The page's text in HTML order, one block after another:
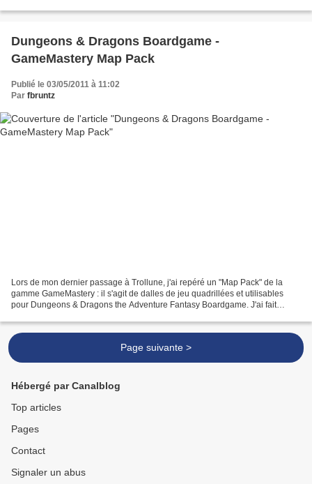
Dungeons & Dragons Boardgame -
GameMastery Map Pack
Publié le 03/05/2011 à 11:02
Par fbruntz
Lors de mon dernier passage à Trollune, j'ai repéré un "Map Pack" de la
gamme GameMastery : il s'agit de dalles de jeu quadrillées et utilisables
pour Dungeons & Dragons the Adventure Fantasy Boardgame. J'ai fait
Page suivante >
Hébergé par Canalblog
Top articles
Pages
Contact
Signaler un abus